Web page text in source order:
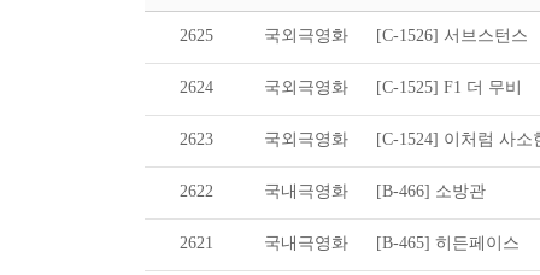
2625 국외극영화 [C-1526] 서브스턴스
2624 국외극영화 [C-1525] F1 더 무비
2623 국외극영화 [C-1524] 이처럼 사소
2622 국내극영화 [B-466] 소방관
2621 국내극영화 [B-465] 히든페이스